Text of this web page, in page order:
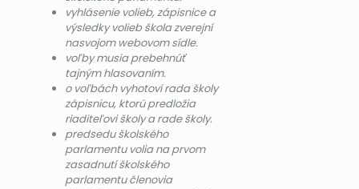
vyhlásenie volieb, zápisnice a
výsledky volieb škola zverejní
nasvojom webovom sídle.
voľby musia prebehnúť
tajným hlasovaním.
o voľbách vyhotoví rada školy
zápisnicu, ktorú predložia
riaditeľovi školy a rade školy.
predsedu školského
parlamentu volia na prvom
zasadnutí školského
parlamentu členovia